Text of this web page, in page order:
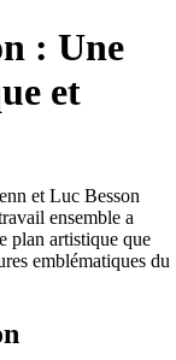
: Une
et
et Luc Besson
ensemble a
plan artistique que
emblématiques du